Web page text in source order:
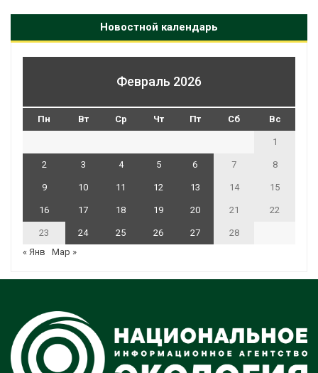
Новостной календарь
Февраль 2026
Пн Вт Ср Чт Пт Сб Вс
1
2 3 4 5 6 7 8
9 10 11 12 13 14 15
16 17 18 19 20 21 22
23 24 25 26 27
28
« Янв
Мар »